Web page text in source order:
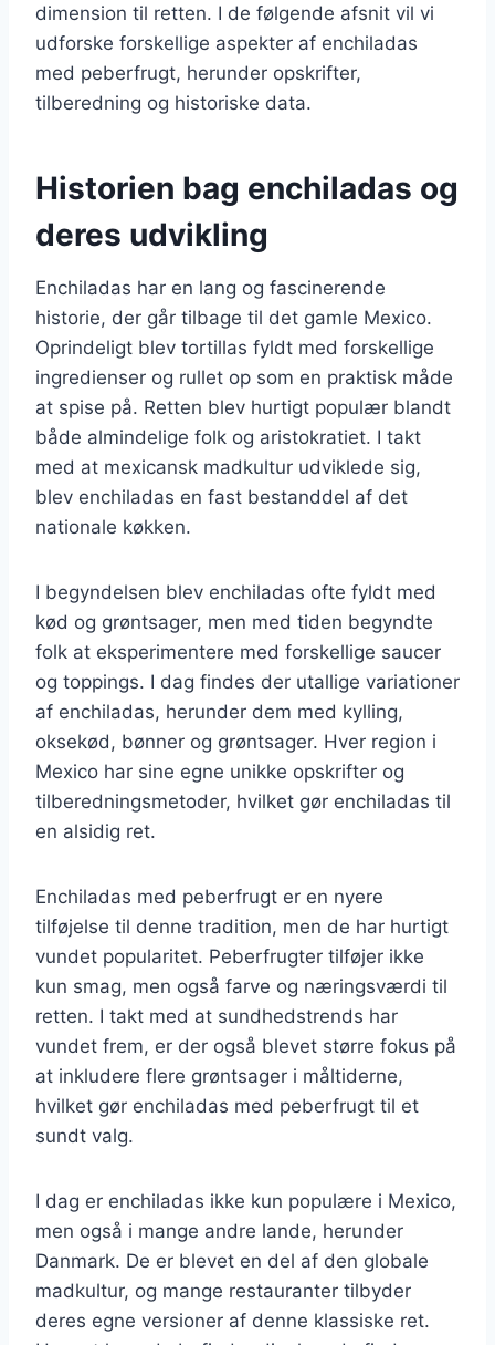
dimension til retten. I de følgende afsnit vil vi
udforske forskellige aspekter af enchiladas
med peberfrugt, herunder opskrifter,
tilberedning og historiske data.
Historien bag enchiladas og
deres udvikling
Enchiladas har en lang og fascinerende
historie, der går tilbage til det gamle Mexico.
Oprindeligt blev tortillas fyldt med forskellige
ingredienser og rullet op som en praktisk måde
at spise på. Retten blev hurtigt populær blandt
både almindelige folk og aristokratiet. I takt
med at mexicansk madkultur udviklede sig,
blev enchiladas en fast bestanddel af det
nationale køkken.
I begyndelsen blev enchiladas ofte fyldt med
kød og grøntsager, men med tiden begyndte
folk at eksperimentere med forskellige saucer
og toppings. I dag findes der utallige variationer
af enchiladas, herunder dem med kylling,
oksekød, bønner og grøntsager. Hver region i
Mexico har sine egne unikke opskrifter og
tilberedningsmetoder, hvilket gør enchiladas til
en alsidig ret.
Enchiladas med peberfrugt er en nyere
tilføjelse til denne tradition, men de har hurtigt
vundet popularitet. Peberfrugter tilføjer ikke
kun smag, men også farve og næringsværdi til
retten. I takt med at sundhedstrends har
vundet frem, er der også blevet større fokus på
at inkludere flere grøntsager i måltiderne,
hvilket gør enchiladas med peberfrugt til et
sundt valg.
I dag er enchiladas ikke kun populære i Mexico,
men også i mange andre lande, herunder
Danmark. De er blevet en del af den globale
madkultur, og mange restauranter tilbyder
deres egne versioner af denne klassiske ret.